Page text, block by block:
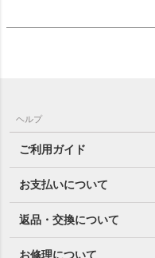
ヘルプ
ご利用ガイド
お支払いについて
返品・交換について
お修理について